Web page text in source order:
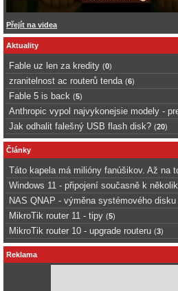
Přejít na videa
Aktuality
Fable uz len za kredity (0)
zranitelnost ac routerů tenda (6)
Fable 5 is back (5)
Anthropic vypol najvykonejsie modely -
Jak odhalit falešný USB flash disk? (20)
Články
Táto kapela má milióny fanúšikov. Až na
Windows 11 - připojení současně k
NAS QNAP - výměna systémového disku
MikroTik router 11 - tipy (5)
MikroTik router 10 - upgrade routeru (3)
Reklama